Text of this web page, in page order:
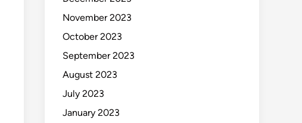
November 2023
October 2023
September 2023
August 2023
July 2023
January 2023